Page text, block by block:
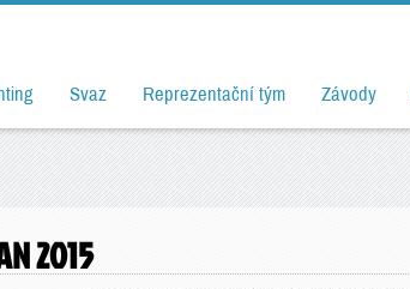
Svaz Reprezentační tým Závody
2015